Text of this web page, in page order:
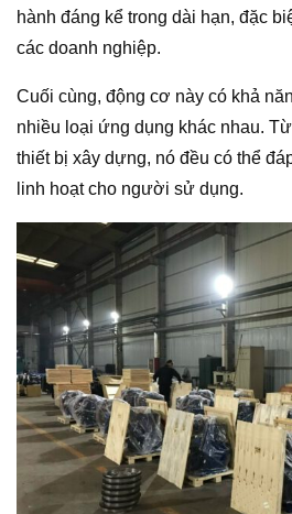
hành đáng kể trong dài hạn, đặc
các doanh nghiệp.
Cuối cùng, động cơ này có khả
nhiều loại ứng dụng khác nhau.
thiết bị xây dựng, nó đều có thể
linh hoạt cho người sử dụng.